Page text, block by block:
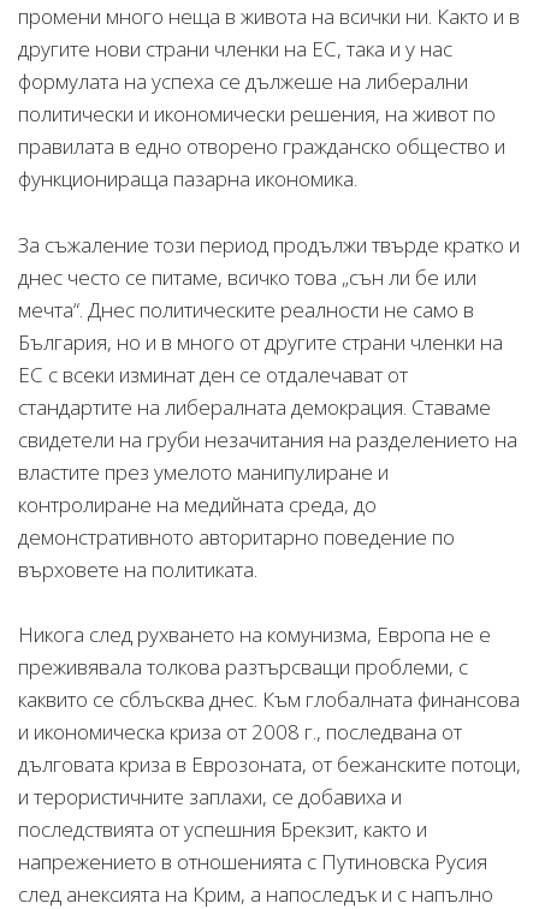
промени много неща в живота на всички ни. Както и в
другите нови страни членки на ЕС, така и у нас
формулата на успеха се дължеше на либерални
политически и икономически решения, на живот по
правилата в едно отворено гражданско общество и
функционираща пазарна икономика.
За съжаление този период продължи твърде кратко и
днес често се питаме, всичко това „сън ли бе или
мечта“. Днес политическите реалности не само в
България, но и в много от другите страни членки на
ЕС с всеки изминат ден се отдалечават от
стандартите на либералната демокрация. Ставаме
свидетели на груби незачитания на разделението на
властите през умелото манипулиране и
контролиране на медийната среда, до
демонстративното авторитарно поведение по
върховете на политиката.
Никога след рухването на комунизма, Европа не е
преживявала толкова разтърсващи проблеми, с
каквито се сблъсква днес. Към глобалната финансова
и икономическа криза от 2008 г., последвана от
дълговата криза в Еврозоната, от бежанските потоци,
и терористичните заплахи, се добавиха и
последствията от успешния Брекзит, както и
напрежението в отношенията с Путиновска Русия
след анексията на Крим, а напоследък и с напълно